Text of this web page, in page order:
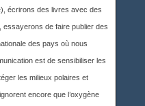
écrirons des livres avec des
essayerons de faire publier des
des pays où nous
est de sensibiliser les
les milieux polaires et
encore que l’oxygène